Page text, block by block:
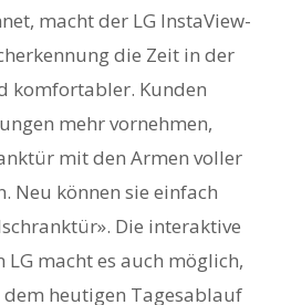
macht der LG InstaView-
die Zeit in der
komfortabler. Kunden
mehr vornehmen,
mit den Armen voller
Neu können sie einfach
Die interaktive
macht es auch möglich,
heutigen Tagesablauf